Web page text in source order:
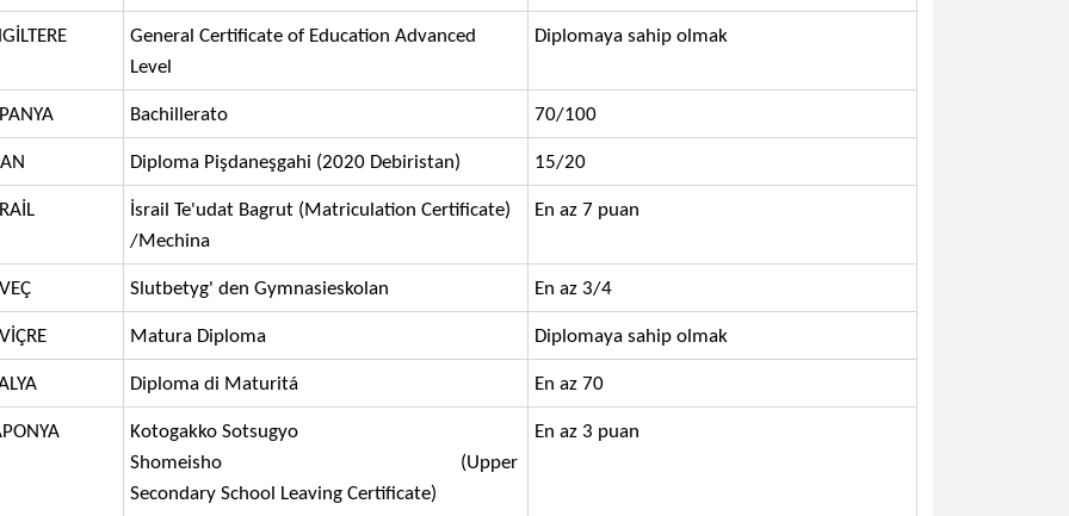
General Certificate of Education Advanced
Level
Diplomaya sahip olmak
Bachillerato 70/100
Diploma Pişdaneşgahi (2020 Debiristan) 15/20
İsrail Te'udat Bagrut (Matriculation Certificate)
/Mechina
En az 7 puan
Slutbetyg' den Gymnasieskolan En az 3/4
Matura Diploma Diplomaya sahip olmak
Diploma di Maturitá En az 70
Kotogakko Sotsugyo
Shomeisho (Upper
Secondary School Leaving Certificate)
En az 3 puan